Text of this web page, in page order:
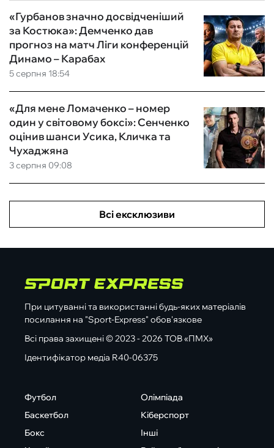
5 серпня 18:54
«Гурбанов значно досвідченіший
за Костюка»: Демченко дав
прогноз на матч Ліги конференцій
Динамо – Карабах
3 серпня 09:08
«Для мене Ломаченко – номер
один у світовому боксі»: Сенченко
оцінив шанси Усика, Кличка та
Чухаджяна
Всі ексклюзиви
При цитуванні та використанні будь-яких матеріалів
посилання на "Sport-Express" обов'язкове
Всі права захищені © 2023 - 2026 ТОВ «ПМХ»
Ідентифікатор медіа R40-06375
Футбол
Баскетбол
Бокс
Олімпіада
Кіберспорт
Інші